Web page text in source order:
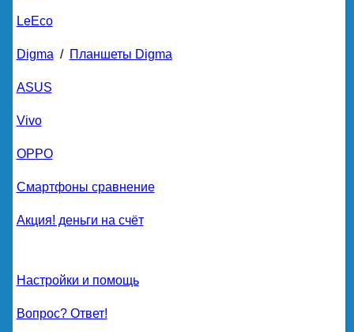
LeEco
Digma / Планшеты Digma
ASUS
Vivo
OPPO
Смартфоны сравнение
Акция! деньги на счёт
Настройки и помощь
Вопрос? Ответ!